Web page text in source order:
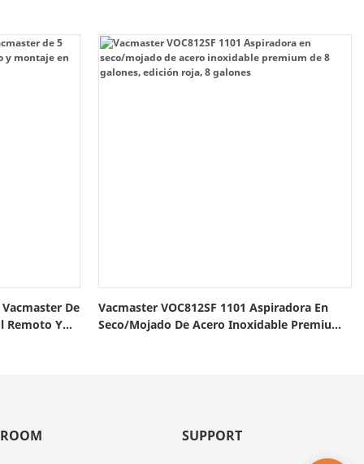
De
Remoto Y
Vacmaster VOC812SF 1101 Aspiradora En
Seco/mojado De Acero Inoxidable Premium
SUPPORT